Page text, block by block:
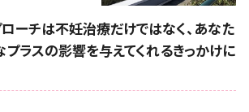
ーチは不妊治療だけではなく、あなた
ラスの影響を与えてくれるきっかけに